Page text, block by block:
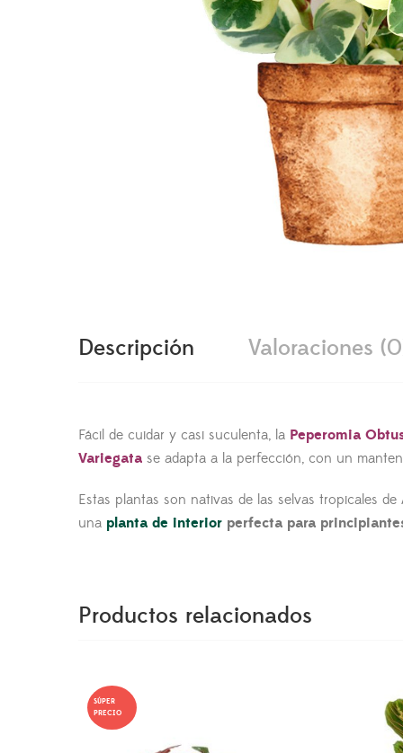
Descripción Valoraciones
Fácil de cuidar y casi suculenta, la Peperomia
Variegata se adapta a la perfección, con un
Estas plantas son nativas de las selvas tropicales
una planta de interior perfecta para
Productos relacionados
SÚPER
PRECIO